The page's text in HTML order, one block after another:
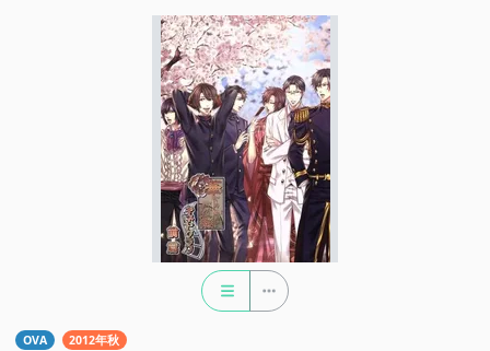
OVA 2012年秋